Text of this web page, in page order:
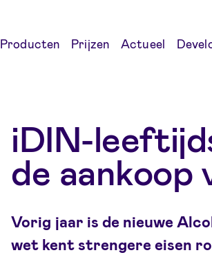
Producten Prijzen Actueel
iDIN-
de aankoop
Vorig jaar is de nieuwe
wet kent strengere eisen